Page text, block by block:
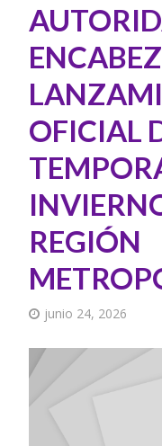
OFICIAL
REGIÓN
junio 24, 2026